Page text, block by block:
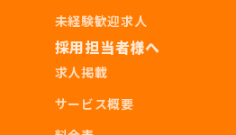
未経験歓迎求人
採用担当者様へ
求人掲載
サービス概要